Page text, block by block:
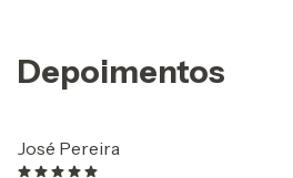
Depoimentos
José Pereira